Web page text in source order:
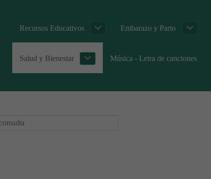
Recursos Educativos Embarazo y Parto
Salud y Bienestar Música - Letra de canciones